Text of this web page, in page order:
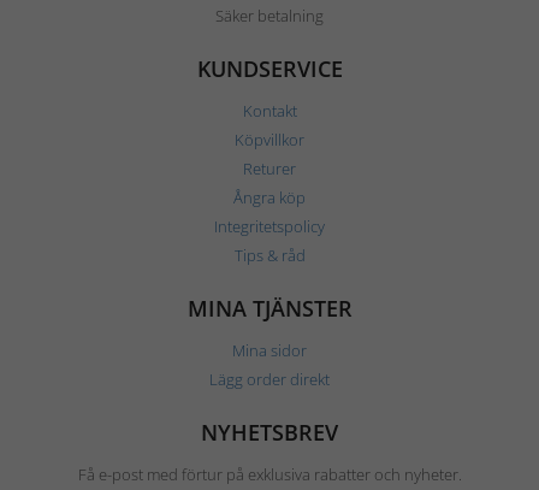
Säker betalning
KUNDSERVICE
Kontakt
Köpvillkor
Returer
Ångra köp
Integritetspolicy
Tips & råd
MINA TJÄNSTER
Mina sidor
Lägg order direkt
NYHETSBREV
Få e-post med förtur på exklusiva rabatter och nyheter.